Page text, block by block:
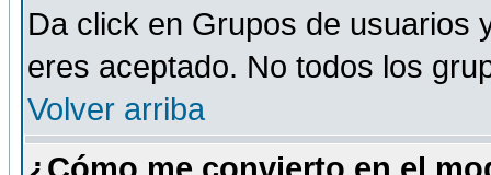
Da click en Grupos de usuarios
eres aceptado. No todos los
Volver arriba